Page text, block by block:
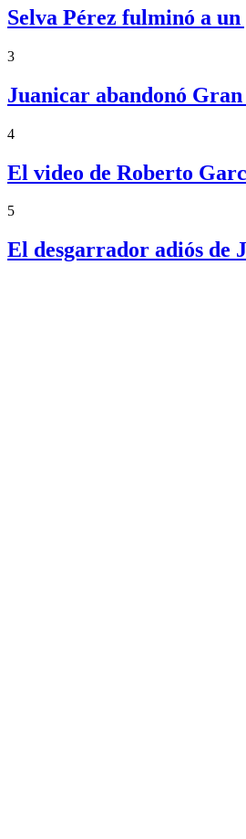
Selva Pérez fulminó a
3
Juanicar abandonó
4
El video de Roberto
5
El desgarrador adiós de